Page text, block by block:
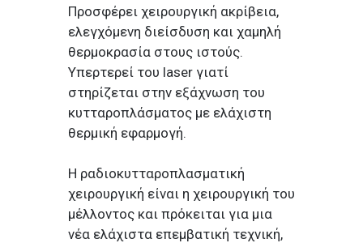
Προσφέρει χειρουργική ακρίβεια,
ελεγχόμενη διείσδυση και χαμηλή
θερμοκρασία στους ιστούς.
Υπερτερεί του laser γιατί
στηρίζεται στην εξάχνωση του
κυτταροπλάσματος με ελάχιστη
θερμική εφαρμογή.
Η ραδιοκυτταροπλασματική
χειρουργική είναι η χειρουργική του
μέλλοντος και πρόκειται για μια
νέα ελάχιστα επεμβατική τεχνική,